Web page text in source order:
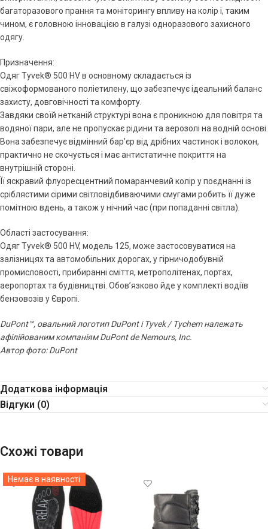
багаторазового прання та моніторингу впливу на колір і, таким
чином, є головною інновацією в галузі одноразового захисного
одягу.
Призначення:
Одяг Tyvek® 500 HV в основному складається із
свіжоформованого поліетилену, що забезпечує ідеальний баланс
захисту, довговічності та комфорту.
Завдяки своїй нетканій структурі вона є проникною для повітря та
водяної пари, але не пропускає рідини та аерозолі на водній основі.
Вона забезпечує відмінний бар’єр від дрібних частинок і волокон,
практично не скочується і має антистатичне покриття на
внутрішній стороні.
Її яскравий флуоресцентний помаранчевий колір у поєднанні із
сріблястими сірими світловідбиваючими смугами робить її дуже
помітною вдень, а також у нічний час (при попаданні світла).
Області застосування:
Одяг Tyvek® 500 HV, модель 125, може застосовуватися на
залізницях та автомобільних дорогах, у гірничодобувній
промисловості, прибиранні сміття, метрополітенах, портах,
аеропортах та будівництві. Обов’язково йде у комплекті водіїв
бензовозів у Європі.
DuPont™, овальний логотип DuPont і Tyvek / Tychem належать
афілійованим компаніям DuPont de Nemours, Inc.
Автор фото: DuPont
Додаткова інформація
Відгуки (0)
Схожі товари
Немає в наявності